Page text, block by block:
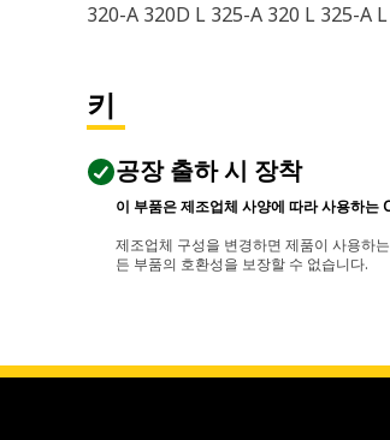
320-A 320D L 325-A 320 L 325-A
키
공장 출하 시 장착
이 부품은 제조업체 사양에 따라 사용하는
제조업체 구성을 변경하면 제품이 사용하
든 부품의 호환성을 보장할 수 없습니다.